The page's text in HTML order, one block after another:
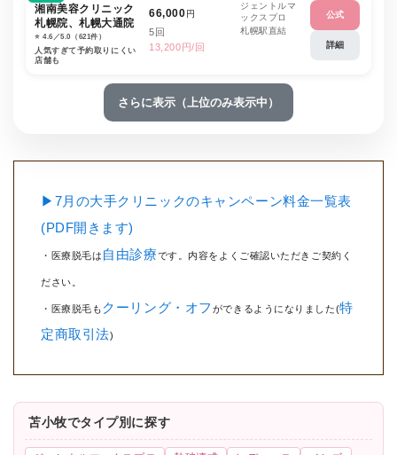
湘南美容クリニック
札幌院、札幌大通院
⭐️ 4.6／5.0（621件）
人気すぎて予約取りにくい
店舗も
66,000円
5回
13,200円/回
ジェントルマ
ックスプロ
札幌駅直結
公式
詳細
さらに表示（上位のみ表示中）
▶7月の大手クリニックのキャンペーン料金一覧表
(PDF開きます)
・医療脱毛は 自由診療です。内容をよくご確認いただきご契約く
ださい。
・医療脱毛も クーリング・オフ ができるようになりました(特
定商取引法)
苫小牧でタイプ別に探す